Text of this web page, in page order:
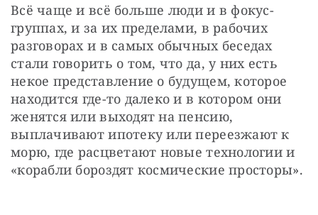
Всё чаще и всё больше люди и в фокус-
группах, и за их пределами, в рабочих
разговорах и в самых обычных беседах
стали говорить о том, что да, у них есть
некое представление о будущем, которое
находится где-то далеко и в котором они
женятся или выходят на пенсию,
выплачивают ипотеку или переезжают к
морю, где расцветают новые технологии и
«корабли бороздят космические просторы».